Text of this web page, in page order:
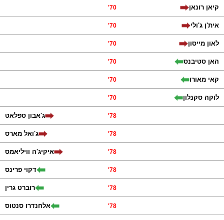
קיאן רונאן 70
'
אית'ן ג'ולי 70
'
לאון מייסון 70
'
האן סטיבנס 70
'
קאי מאורו 70
'
לוקה סקנלון 70
'
78
' ג'אבון ספלאט
78
' ג'ואל מארס
78
' איקיג'ה וויליאמס
78
' דקוי פרינס
78
' רוברט גרין
78
' אלחנדרו סנטוס